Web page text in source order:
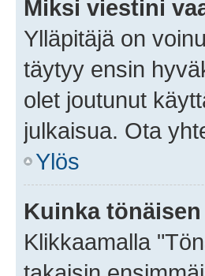
Miksi viestini
Ylläpitäjä on
täytyy ensin
olet joutunut
julkaisua. Ota
Ylös
Kuinka
Klikkaamalla